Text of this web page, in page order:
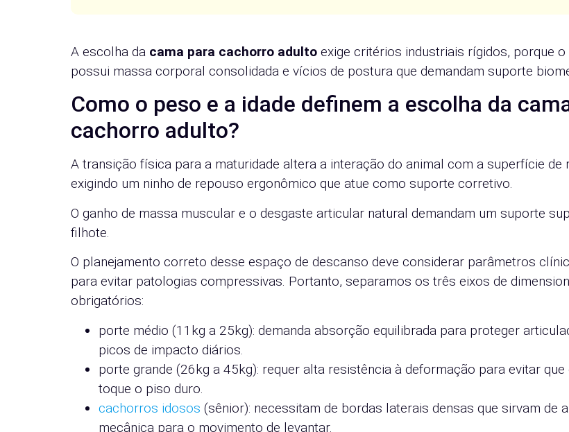
A escolha da cama para cachorro adulto exige critérios industriais rígidos, porque
possui massa corporal consolidada e vícios de postura que demandam suporte
Como o peso e a idade definem a escolha da
cachorro adulto?
A transição física para a maturidade altera a interação do animal com a superfície de
exigindo um ninho de repouso ergonômico que atue como suporte corretivo.
O ganho de massa muscular e o desgaste articular natural demandam um suporte
filhote.
O planejamento correto desse espaço de descanso deve considerar parâmetros
para evitar patologias compressivas. Portanto, separamos os três eixos de
obrigatórios:
porte médio (11kg a 25kg): demanda absorção equilibrada para proteger
picos de impacto diários.
porte grande (26kg a 45kg): requer alta resistência à deformação para evitar
toque o piso duro.
cachorros idosos (sênior): necessitam de bordas laterais densas que sirvam de
mecânica para o movimento de levantar.